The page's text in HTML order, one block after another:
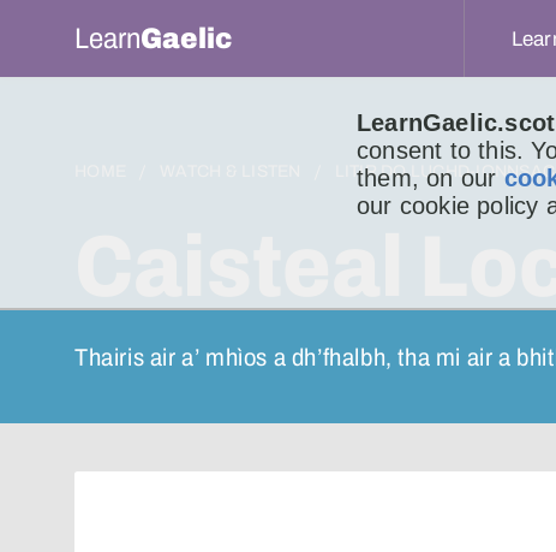
consent to this.
them, on our
our cookie policy
LearnGaelic
LITIR DO LUCHD-
Caisteal
Thairis air a’ mhìos a dh’fhalbh, tha mi air a